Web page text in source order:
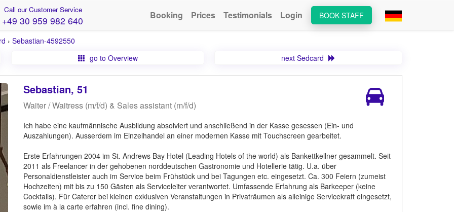
Call our Customer Service
+49 30 959 982 640 BOOK STAFF
Booking Prices Testimonials Login
› Sebastian-4592550
go to Overview next Sedcard
Sebastian, 51
Waiter / Waitress (m/f/d) & Sales assistant (m/f/d)
Ich habe eine kaufmännische Ausbildung absolviert und anschließend in der Kasse gesessen (Ein- und
Auszahlungen). Ausserdem im Einzelhandel an einer modernen Kasse mit Touchscreen gearbeitet.
Erste Erfahrungen 2004 im St. Andrews Bay Hotel (Leading Hotels of the world) als Bankettkellner gesammelt. Seit
2011 als Freelancer in der gehobenen norddeutschen Gastronomie und Hotellerie tätig. U.a. über
Personaldienstleister auch im Service beim Frühstück und bei Tagungen etc. eingesetzt. Ca. 300 Feiern (zumeist
Hochzeiten) mit bis zu 150 Gästen als Serviceleiter verantwortet. Umfassende Erfahrung als Barkeeper (keine
Cocktails). Für Caterer bei kleinen exklusiven Veranstaltungen in Privaträumen als alleinige Servicekraft eingesetzt,
sowie im à la carte erfahren (incl. fine dining).